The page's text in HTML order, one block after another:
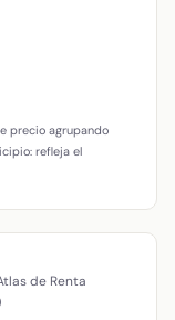
precio agrupando
refleja el
de Renta